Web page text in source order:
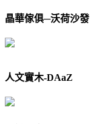
晶華傢俱─沃荷沙發
人文實木-DAaZ